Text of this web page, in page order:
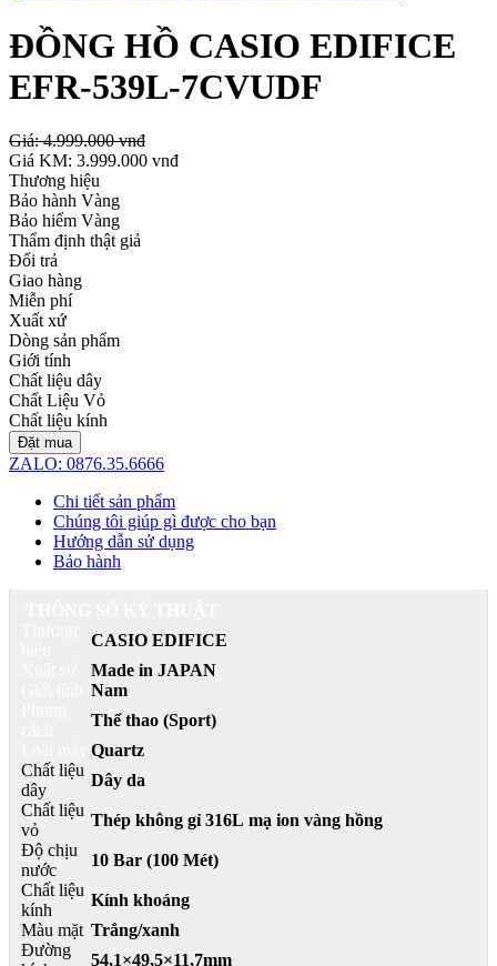
ĐỒNG HỒ CASIO EDIFICE
EFR-539L-7CVUDF
Giá:4.999.000 vnđ
Giá KM: 3.999.000 vnđ
Thương hiệu
Bảo hành Vàng
Bảo hiểm Vàng
Thẩm định thật giả
Đổi trả
Giao hàng
Miễn phí
Xuất xứ
Dòng sản phẩm
Giới tính
Chất liệu dây
Chất Liệu Vỏ
Chất liệu kính
Đặt mua
ZALO: 0876.35.6666
Chi tiết sản phẩm
Chúng tôi giúp gì được cho bạn
Hướng dẫn sử dụng
Bảo hành
CASIO EDIFICE
Made in JAPAN
Nam
Thể thao (Sport)
Quartz
Chất liệu
dây
Dây da
Chất liệu
vỏ
Thép không gỉ 316L mạ ion vàng hồng
Độ chịu
nước
10 Bar (100 Mét)
Chất liệu
kính
Kính khoáng
Màu mặt Trắng/xanh
Đường
54,1×49,5×11,7mm